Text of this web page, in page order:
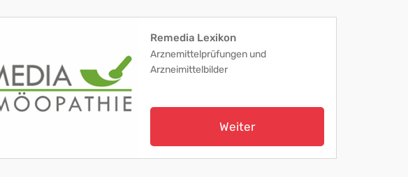
Remedia Lexikon
Arznemittelprüfungen und
Arzneimittelbilder
Weiter